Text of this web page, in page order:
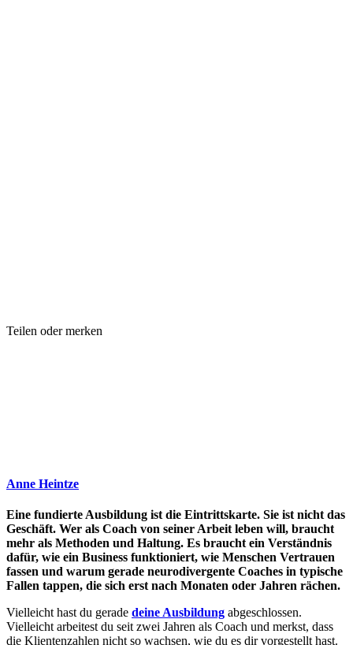
Teilen oder merken
Anne Heintze
Eine fundierte Ausbildung ist die Eintrittskarte. Sie ist nicht das
Geschäft. Wer als Coach von seiner Arbeit leben will, braucht
mehr als Methoden und Haltung. Es braucht ein Verständnis
dafür, wie ein Business funktioniert, wie Menschen Vertrauen
fassen und warum gerade neurodivergente Coaches in typische
Fallen tappen, die sich erst nach Monaten oder Jahren rächen.
Vielleicht hast du gerade deine Ausbildung abgeschlossen.
Vielleicht arbeitest du seit zwei Jahren als Coach und merkst, dass
die Klientenzahlen nicht so wachsen, wie du es dir vorgestellt hast.